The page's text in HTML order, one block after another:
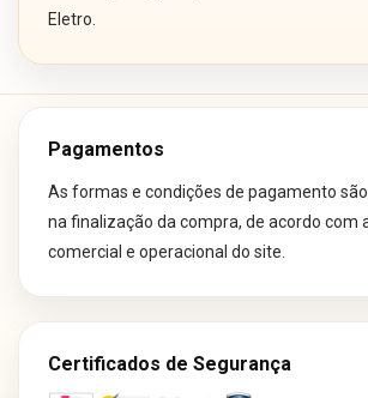
Eletro.
Pagamentos
As formas e condições de pagamento
na finalização da compra, de acordo com
comercial e operacional do site.
Certificados de Segurança